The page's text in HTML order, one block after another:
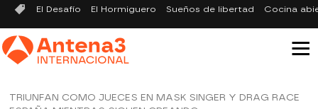
El Desafío El Hormiguero Sueños de libertad Cocina
TRIUNFAN COMO JUECES EN MASK SINGER Y DRAG RACE